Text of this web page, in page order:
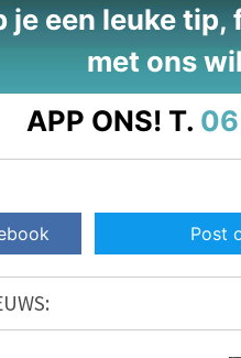
je een leuke
met ons
APP ONS! T. 06
Post